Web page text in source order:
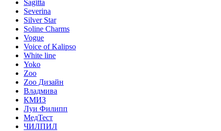
Sagitta
Severina
Silver Star
Soline Charms
Vogue
Voice of Kalipso
White line
Yoko
Zoo
Zoo Дизайн
Владмива
КМИЗ
Луи Филипп
МедТест
ЧИЛПИЛ